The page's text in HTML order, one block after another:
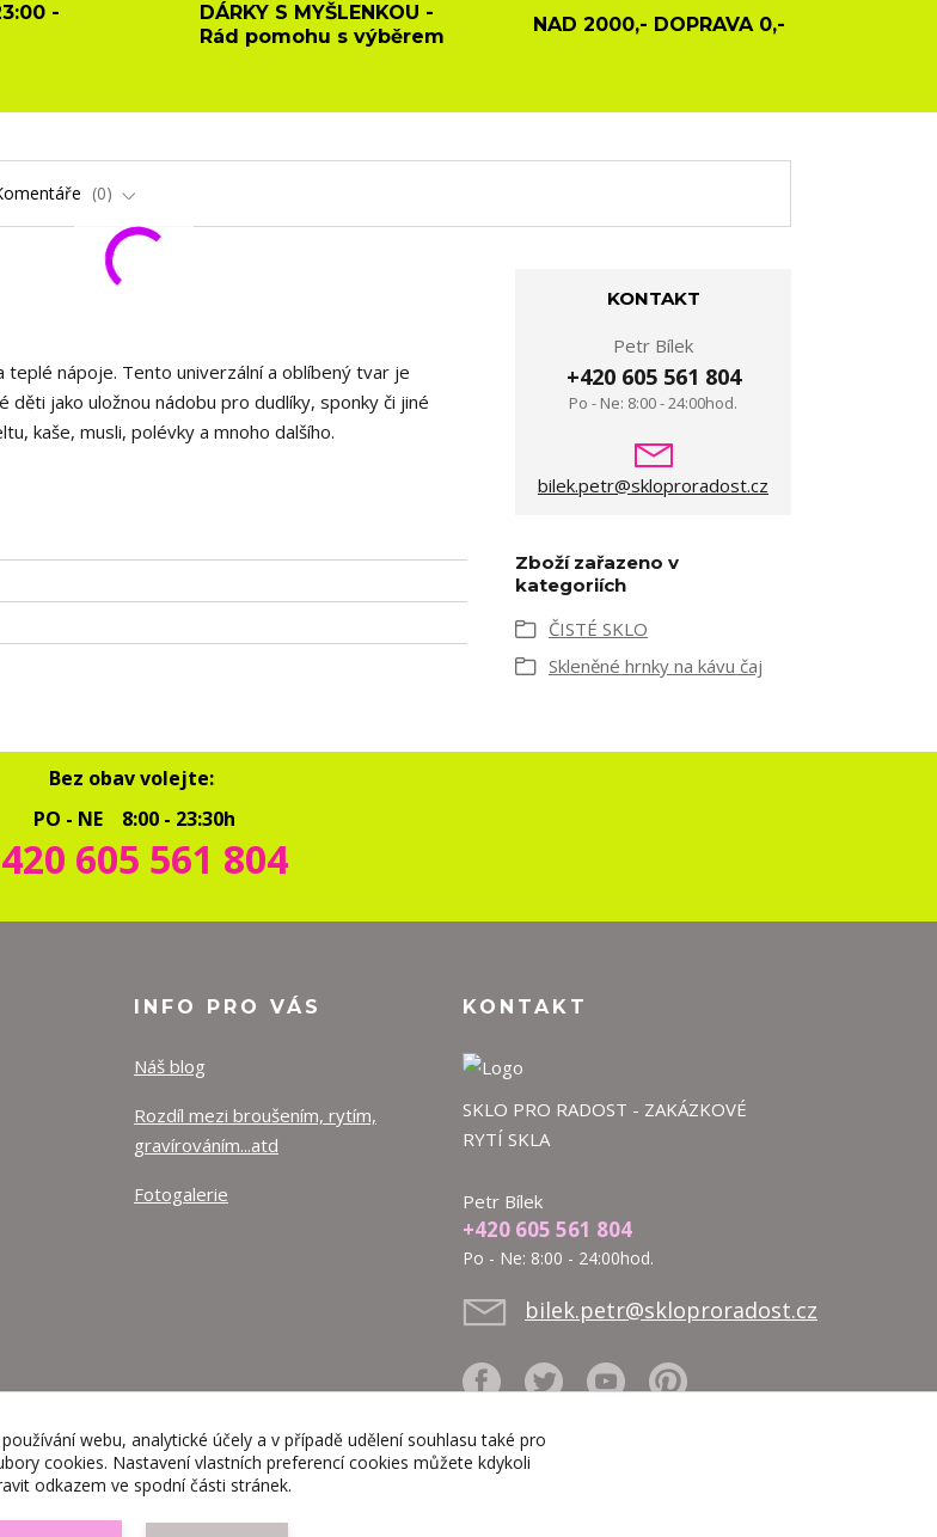
-
DÁRKY S MYŠLENKOU -
Rád pomohu s výběrem
NAD 2000,- DOPRAVA 0,-
0
nápoje. Tento univerzální a oblíbený tvar je
jako uložnou nádobu pro dudlíky, sponky či jiné
kaše, musli, polévky a mnoho dalšího.
KONTAKT
Petr Bílek
+420 605 561 804
Po - Ne: 8:00 - 24:00hod.
bilek.petr@skloproradost.cz
Zboží zařazeno v
kategoriích
ČISTÉ SKLO
Skleněné hrnky na kávu čaj
Bez obav volejte:
PO - NE 8:00 - 23:30h
605 561 804
INFO PRO VÁS
Náš blog
Rozdíl mezi broušením, rytím,
gravírováním...atd
Fotogalerie
KONTAKT
SKLO PRO RADOST - ZAKÁZKOVÉ
RYTÍ SKLA
Petr Bílek
+420 605 561 804
Po - Ne: 8:00 - 24:00hod.
bilek.petr@skloproradost.cz
webu, analytické účely a v případě udělení souhlasu také pro
cookies. Nastavení vlastních preferencí cookies můžete kdykoli
odkazem ve spodní části stránek.